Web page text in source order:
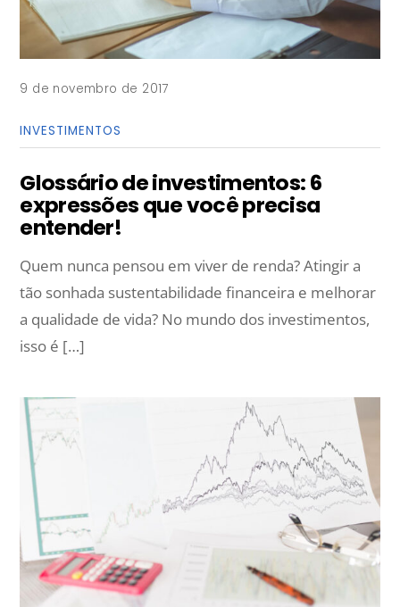
9 de novembro de 2017
INVESTIMENTOS
Glossário de investimentos: 6
expressões que você precisa
entender!
Quem nunca pensou em viver de renda? Atingir a
tão sonhada sustentabilidade financeira e melhorar
a qualidade de vida? No mundo dos investimentos,
isso é […]